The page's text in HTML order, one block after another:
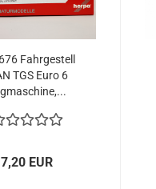
Fahrgestell
TGS Euro 6
7,20 EUR